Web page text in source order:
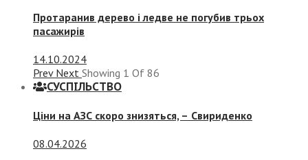
Протаранив дерево і ледве не погубив трьох
пасажирів
14.10.2024
Prev Next Showing 1 Of 86
СУСПIЛЬСТВО
Ціни на АЗС скоро знизяться, – Свириденко
08.04.2026